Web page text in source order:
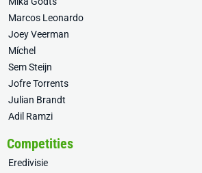
Marcos Leonardo
Joey Veerman
Míchel
Sem Steijn
Jofre Torrents
Julian Brandt
Adil Ramzi
Competities
Eredivisie